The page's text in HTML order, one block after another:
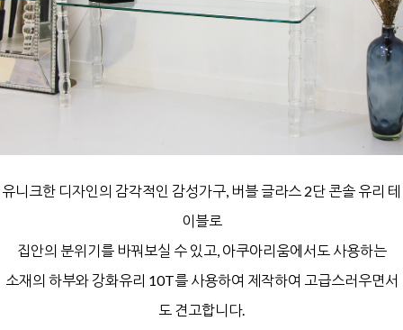
유니크한 디자인의 감각적인 감성가구, 버블 글라스 2단 콘솔 유리 테
이블로
집안의 분위기를 바꿔보실 수 있고, 아쿠아리움에서도 사용하는
소재의 하부와 강화유리 10T를 사용하여 제작하여 고급스러우면서
도 견고합니다.